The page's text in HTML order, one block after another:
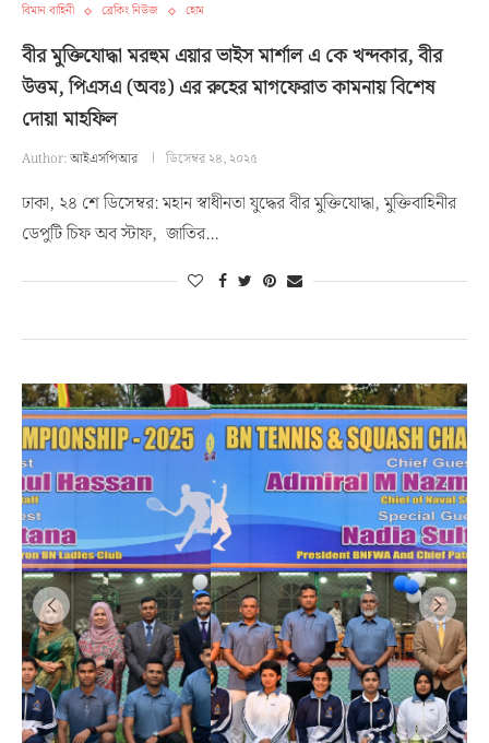
বিমান বাহিনী ব্রেকিং নিউজ হোম
বীর মুক্তিযোদ্ধা মরহুম এয়ার ভাইস মার্শাল এ কে খন্দকার, বীর
উত্তম, পিএসএ (অবঃ) এর রুহের মাগফেরাত কামনায় বিশেষ
দোয়া মাহফিল
Author:আইএসপিআর ডিসেম্বর ২৪, ২০২৫
ঢাকা, ২৪ শে ডিসেম্বর: মহান স্বাধীনতা যুদ্ধের বীর মুক্তিযোদ্ধা, মুক্তিবাহিনীর
ডেপুটি চিফ অব স্টাফ, জাতির…